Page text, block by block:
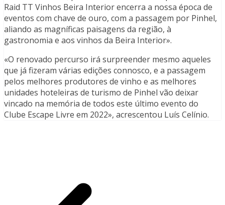
Raid TT Vinhos Beira Interior encerra a nossa época de
eventos com chave de ouro, com a passagem por Pinhel,
aliando as magníficas paisagens da região, à
gastronomia e aos vinhos da Beira Interior».
«O renovado percurso irá surpreender mesmo aqueles
que já fizeram várias edições connosco, e a passagem
pelos melhores produtores de vinho e as melhores
unidades hoteleiras de turismo de Pinhel vão deixar
vincado na memória de todos este último evento do
Clube Escape Livre em 2022», acrescentou Luís Celínio.